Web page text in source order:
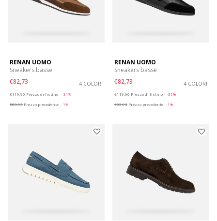
RENAN UOMO
Sneakers basse
€82,73
4 COLORI
€119,90 Prezzo di listino
-31%
€83,93 Prezzo precedente -1%
RENAN UOMO
Sneakers basse
€82,73
4 COLORI
€119,90 Prezzo di listino
-31%
€83,93 Prezzo precedente -1%